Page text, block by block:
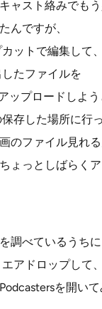
ャスト絡みでも
んですが、
ットで編集して、
たファイルを
ップロードしよ
存した場所に行
のファイル見れ
ょっとしばらく
調べているうち
アドロップして、
を開いて